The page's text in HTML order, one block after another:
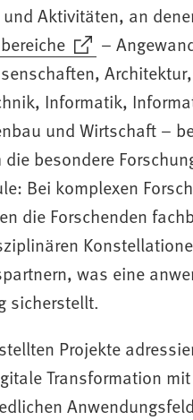
und Aktivitäten, an
–
Informatik,
und Wirtschaft –
besondere
Bei komplexen
die Forschenden
was eine
sicherstellt.
Projekte
Transformation mit